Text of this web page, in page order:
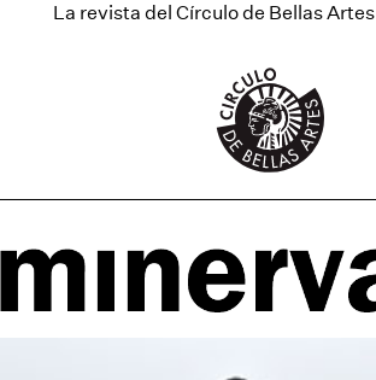
La revista del Círculo de Bellas Artes